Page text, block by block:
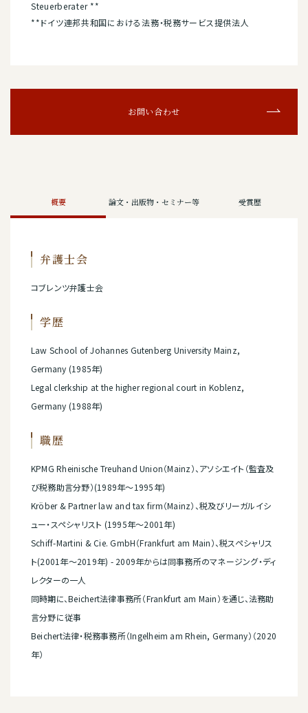
Steuerberater **
**ドイツ連邦共和国における法務・税務サービス提供法人
お問い合わせ
概要 論文・出版物・セミナー等 受賞歴
弁護士会
コブレンツ弁護士会
学歴
Law School of Johannes Gutenberg University Mainz,
Germany (1985年)
Legal clerkship at the higher regional court in Koblenz,
Germany (1988年)
職歴
KPMG Rheinische Treuhand Union（Mainz）、アソシエイト（監査及
び税務助言分野）(1989年～1995年)
Kröber & Partner law and tax firm（Mainz）、税及びリーガルイシ
ュー・スペシャリスト (1995年～2001年)
Schiff-Martini & Cie. GmbH（Frankfurt am Main）、税スペシャリス
ト(2001年～2019年) - 2009年からは同事務所のマネージング・ディ
レクターの一人
同時期に、Beichert法律事務所（Frankfurt am Main）を通じ、法務助
言分野に従事
Beichert法律・税務事務所（Ingelheim am Rhein, Germany）（2020
年）